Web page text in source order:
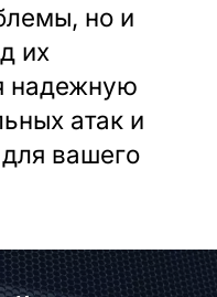
но и
их
надежную
атак и
вашего